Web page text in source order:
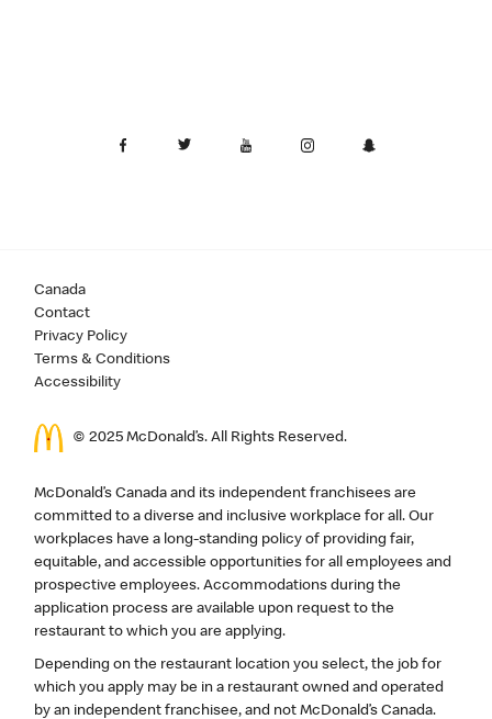
Canada
Contact
Privacy Policy
Terms & Conditions
Accessibility
© 2025 McDonald’s. All Rights Reserved.
McDonald’s Canada and its independent franchisees are
committed to a diverse and inclusive workplace for all. Our
workplaces have a long-standing policy of providing fair,
equitable, and accessible opportunities for all employees and
prospective employees. Accommodations during the
application process are available upon request to the
restaurant to which you are applying.
Depending on the restaurant location you select, the job for
which you apply may be in a restaurant owned and operated
by an independent franchisee, and not McDonald’s Canada.